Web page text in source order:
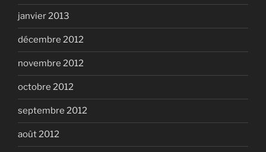
janvier 2013
décembre 2012
novembre 2012
octobre 2012
septembre 2012
août 2012